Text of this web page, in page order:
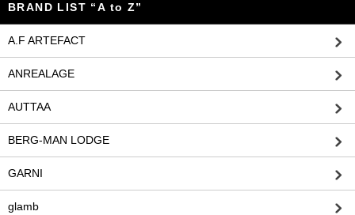
BRAND LIST “A to Z”
A.F ARTEFACT
ANREALAGE
AUTTAA
BERG-MAN LODGE
GARNI
glamb